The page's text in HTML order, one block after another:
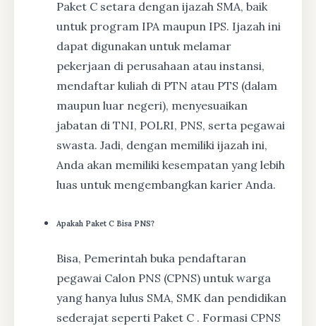
Paket C setara dengan ijazah SMA, baik
untuk program IPA maupun IPS. Ijazah ini
dapat digunakan untuk melamar
pekerjaan di perusahaan atau instansi,
mendaftar kuliah di PTN atau PTS (dalam
maupun luar negeri), menyesuaikan
jabatan di TNI, POLRI, PNS, serta pegawai
swasta. Jadi, dengan memiliki ijazah ini,
Anda akan memiliki kesempatan yang lebih
luas untuk mengembangkan karier Anda.
Apakah Paket C Bisa PNS?
Bisa, Pemerintah buka pendaftaran
pegawai Calon PNS (CPNS) untuk warga
yang hanya lulus SMA, SMK dan pendidikan
sederajat seperti Paket C . Formasi CPNS